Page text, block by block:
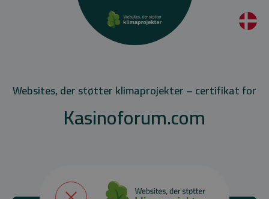
Websites, der støtter klimaprojekter – certifikat for
Kasinoforum.com